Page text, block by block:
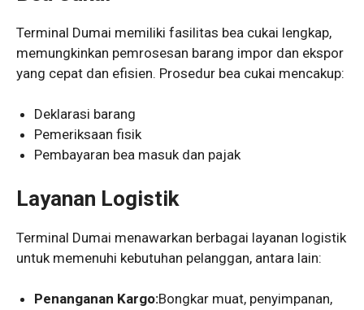
Terminal Dumai memiliki fasilitas bea cukai lengkap,
memungkinkan pemrosesan barang impor dan ekspor
yang cepat dan efisien. Prosedur bea cukai mencakup:
Deklarasi barang
Pemeriksaan fisik
Pembayaran bea masuk dan pajak
Layanan Logistik
Terminal Dumai menawarkan berbagai layanan logistik
untuk memenuhi kebutuhan pelanggan, antara lain:
Penanganan Kargo:Bongkar muat, penyimpanan,